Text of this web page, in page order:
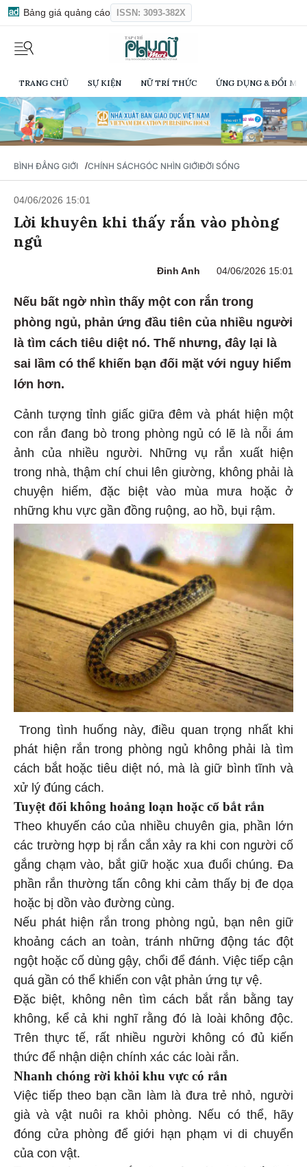
Bảng giá quảng cáo ISSN: 3093-382X
TRANG CHỦ SỰ KIỆN NỮ TRÍ THỨC ỨNG DỤNG & ĐỔI
BÌNH ĐẲNG GIỚI /CHÍNH SÁCHGÓC NHÌN GIỚIĐỜI SỐNG
04/06/2026 15:01
Lời khuyên khi thấy rắn vào phòng
ngủ
Đinh Anh 04/06/2026 15:01
Nếu bất ngờ nhìn thấy một con rắn trong
phòng ngủ, phản ứng đầu tiên của nhiều người
là tìm cách tiêu diệt nó. Thế nhưng, đây lại là
sai lầm có thể khiến bạn đối mặt với nguy hiểm
lớn hơn.
Cảnh tượng tỉnh giấc giữa đêm và phát hiện một
con rắn đang bò trong phòng ngủ có lẽ là nỗi ám
ảnh của nhiều người. Những vụ rắn xuất hiện
trong nhà, thậm chí chui lên giường, không phải là
chuyện hiếm, đặc biệt vào mùa mưa hoặc ở
những khu vực gần đồng ruộng, ao hồ, bụi rậm.
Trong tình huống này, điều quan trọng nhất khi
phát hiện rắn trong phòng ngủ không phải là tìm
cách bắt hoặc tiêu diệt nó, mà là giữ bình tĩnh và
xử lý đúng cách.
Tuyệt đối không hoảng loạn hoặc cố bắt rắn
Theo khuyến cáo của nhiều chuyên gia, phần lớn
các trường hợp bị rắn cắn xảy ra khi con người cố
gắng chạm vào, bắt giữ hoặc xua đuổi chúng. Đa
phần rắn thường tấn công khi cảm thấy bị đe dọa
hoặc bị dồn vào đường cùng.
Nếu phát hiện rắn trong phòng ngủ, bạn nên giữ
khoảng cách an toàn, tránh những động tác đột
ngột hoặc cố dùng gậy, chổi để đánh. Việc tiếp cận
quá gần có thể khiến con vật phản ứng tự vệ.
Đặc biệt, không nên tìm cách bắt rắn bằng tay
không, kể cả khi nghĩ rằng đó là loài không độc.
Trên thực tế, rất nhiều người không có đủ kiến
thức để nhận diện chính xác các loài rắn.
Nhanh chóng rời khỏi khu vực có rắn
Việc tiếp theo bạn cần làm là đưa trẻ nhỏ, người
già và vật nuôi ra khỏi phòng. Nếu có thể, hãy
đóng cửa phòng để giới hạn phạm vi di chuyển
của con vật.